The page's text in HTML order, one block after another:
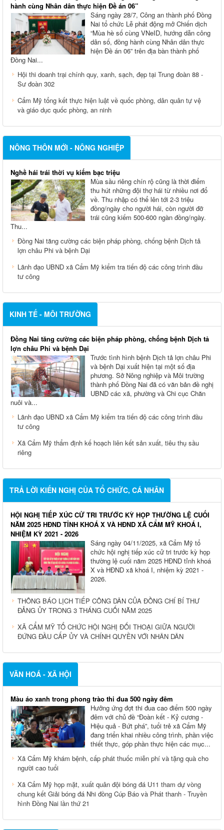
hành cùng Nhân dân thực hiện Đề án 06”
Sáng ngày 28/7, Công an thành phố Đồng
Nai tổ chức Lễ phát động mở Chiến dịch
“Mùa hè số cùng VNeID, hướng dẫn công
dân số, đồng hành cùng Nhân dân thực
hiện Đề án 06” trên địa bàn thành phố
Đồng Nai...
Hội thi doanh trại chính quy, xanh, sạch, đẹp tại Trung đoàn 88 -
Sư đoàn 302
Cẩm Mỹ tổng kết thực hiện luật về quốc phòng, dân quân tự vệ
và giáo dục quốc phòng, an ninh
NÔNG THÔN MỚI - NÔNG NGHIỆP
Nghề hái trái thời vụ kiếm bạc triệu
Mùa sầu riêng chín rộ cũng là thời điểm
thu hút những đội thợ hái từ nhiều nơi đổ
về. Thu nhập có thể lên tới 2-3 triệu
đồng/ngày cho người hái, còn người đỡ
trái cũng kiếm 500-600 ngàn đồng/ngày.
Thu...
Đồng Nai tăng cường các biện pháp phòng, chống bệnh Dịch tả
lợn châu Phi và bệnh Dại
Lãnh đạo UBND xã Cẩm Mỹ kiểm tra tiến độ các công trình đầu
tư công
KINH TẾ - MÔI TRƯỜNG
Đồng Nai tăng cường các biện pháp phòng, chống bệnh Dịch tả
lợn châu Phi và bệnh Dại
Trước tình hình bệnh Dịch tả lợn châu Phi
và bệnh Dại xuất hiện tại một số địa
phương. Sở Nông nghiệp và Môi trường
thành phố Đồng Nai đã có văn bản đề nghị
UBND các xã, phường và Chi cục Chăn
nuôi và...
Lãnh đạo UBND xã Cẩm Mỹ kiểm tra tiến độ các công trình đầu
tư công
Xã Cẩm Mỹ thẩm định kế hoạch liên kết sản xuất, tiêu thụ sầu
riêng
TRẢ LỜI KIẾN NGHỊ CỦA TỔ CHỨC, CÁ NHÂN
HỘI NGHỊ TIẾP XÚC CỬ TRI TRƯỚC KỲ HỌP THƯỜNG LỆ CUỐI
NĂM 2025 HĐND TỈNH KHOÁ X VÀ HĐND XÃ CẨM MỸ KHOÁ I,
NHIỆM KỲ 2021 - 2026
Sáng ngày 04/11/2025, xã Cẩm Mỹ tổ
chức hội nghị tiếp xúc cử tri trước kỳ họp
thường lệ cuối năm 2025 HĐND tỉnh khoá
X và HĐND xã khoá I, nhiệm kỳ 2021 -
2026.
THÔNG BÁO LỊCH TIẾP CÔNG DÂN CỦA ĐỒNG CHÍ BÍ THƯ
ĐẢNG ỦY TRONG 3 THÁNG CUỐI NĂM 2025
XÃ CẨM MỸ TỔ CHỨC HỘI NGHỊ ĐỐI THOẠI GIỮA NGƯỜI
ĐỨNG ĐẦU CẤP ỦY VÀ CHÍNH QUYỀN VỚI NHÂN DÂN
VĂN HOÁ - XÃ HỘI
Màu áo xanh trong phong trào thi đua 500 ngày đêm
Hưởng ứng đợt thi đua cao điểm 500 ngày
đêm với chủ đề “Đoàn kết - Kỷ cương -
Hiệu quả - Bứt phá”, tuổi trẻ xã Cẩm Mỹ
đang triển khai nhiều công trình, phần việc
thiết thực, góp phần thực hiện các mục...
Xã Cẩm Mỹ khám bệnh, cấp phát thuốc miễn phí và tặng quà cho
người cao tuổi
Xã Cẩm Mỹ họp mặt, xuất quân đội bóng đá U11 tham dự vòng
chung kết Giải bóng đá Nhi đồng Cúp Báo và Phát thanh - Truyền
hình Đồng Nai lần thứ 21